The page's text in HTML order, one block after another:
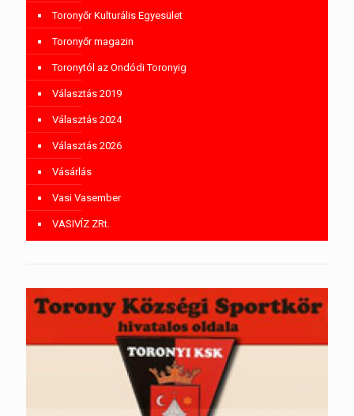
Toronyőr Kulturális Egyesület
Toronyőr magazin
Toronytól az Ondódi Toronyig
Választás 2019
Választás 2024
Választás 2026
Vásárlás
Vasi Vasember
VASIVÍZ ZRt.